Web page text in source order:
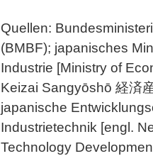
Quellen:
(BMBF); japanisches
Industrie [Ministry of
Keizai Sangyōshō 経済
japanische
Industrietechnik [engl.
Technology